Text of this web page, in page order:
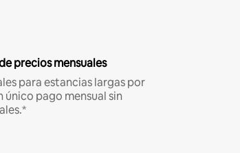
precios mensuales
para estancias largas por
único pago mensual sin